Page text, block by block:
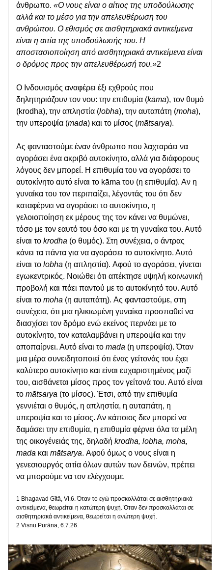
άνθρωπο. «Ο νους είναι ο αίτιος της υποδούλωσης
αλλά και το μέσο για την απελευθέρωση του
ανθρώπου. Ο εθισμός σε αισθητηριακά αντικείμενα
είναι η αιτία της υποδούλωσής του. Η
αποστασιοποίηση από αισθητηριακά αντικείμενα είναι
ο δρόμος προς την απελευθέρωσή του.»2
Ο Ινδουισμός αναφέρει έξι εχθρούς που
δηλητηριάζουν τον νου: την επιθυμία (kāma), τον θυμό
(krodha), την απληστία (lobha), την αυταπάτη (moha),
την υπεροψία (mada) και το μίσος (mātsarya).
Ας φανταστούμε έναν άνθρωπο που λαχταράει να
αγοράσει ένα ακριβό αυτοκίνητο, αλλά για διάφορους
λόγους δεν μπορεί. Η επιθυμία του να αγοράσει το
αυτοκίνητο αυτό είναι το kāma του (η επιθυμία). Αν η
γυναίκα του τον περιπαίζει, λέγοντάς του ότι δεν
καταφέρνει να αγοράσει το αυτοκίνητο, η
γελοιοποίηση εκ μέρους της τον κάνει να θυμώνει,
τόσο με τον εαυτό του όσο και με τη γυναίκα του. Αυτό
είναι το krodha (ο θυμός). Στη συνέχεια, ο άντρας
κάνει τα πάντα για να αγοράσει το αυτοκίνητο. Αυτό
είναι το lobha (η απληστία). Αφού το αγοράσει, γίνεται
εγωκεντρικός. Νοιώθει ότι απέκτησε υψηλή κοινωνική
προβολή και πάει παντού με το αυτοκίνητό του. Αυτό
είναι το moha (η αυταπάτη). Ας φανταστούμε, στη
συνέχεια, ότι μια ηλικιωμένη γυναίκα προσπαθεί να
διασχίσει τον δρόμο ενώ εκείνος περνάει με το
αυτοκίνητο, τον καταλαμβάνει η υπεροψία και την
αποπαίρνει. Αυτό είναι το mada (η υπεροψία). Όταν
μια μέρα συνειδητοποιεί ότι ένας γείτονάς του έχει
καλύτερο αυτοκίνητο και είναι ευχαριστημένος μαζί
του, αισθάνεται μίσος προς τον γείτονά του. Αυτό είναι
το mātsarya (το μίσος). Έτσι, από την επιθυμία
γεννιέται ο θυμός, η απληστία, η αυταπάτη, η
υπεροψία και το μίσος. Αν κάποιος δεν μπορεί να
δαμάσει την επιθυμία, η επιθυμία φέρνει όλα τα μέλη
της οικογένειάς της, δηλαδή krodha, lobha, moha,
mada και mātsarya. Αφού όμως ο νους είναι η
γενεσιουργός αιτία όλων αυτών των δεινών, πρέπει
να μπορούμε να τον ελέγχουμε.
1 Bhagavad Gītā, VI.6. Όταν το εγώ προσκολλάται σε αισθητηριακά
αντικείμενα, θεωρείται η κατώτερη ψυχή. Όταν δεν προσκολλάται σε
αισθητηριακά αντικείμενα, θεωρείται η ανώτερη ψυχή.
2 Viṣṇu Purāṇa, 6.7.26.